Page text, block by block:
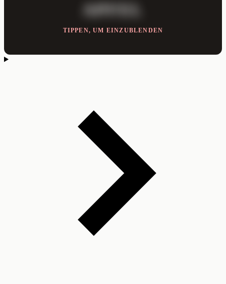
APFEL
TIPPEN, UM EINZUBLENDEN